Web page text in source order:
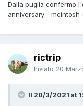
Dalla puglia confermo
anniversary - mcintosh
rictrip
Inviato 20
Il 20/3/2021 at